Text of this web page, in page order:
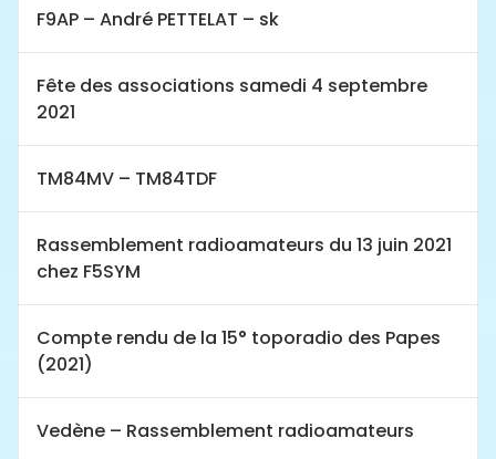
F9AP – André PETTELAT – sk
Fête des associations samedi 4 septembre
2021
TM84MV – TM84TDF
Rassemblement radioamateurs du 13 juin 2021
chez F5SYM
Compte rendu de la 15° toporadio des Papes
(2021)
Vedène – Rassemblement radioamateurs